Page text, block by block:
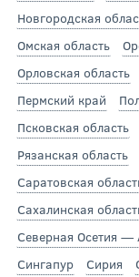
Новгородская
Омская область
Орловская область
Пермский край
Псковская область
Рязанская область
Саратовская
Сахалинская
Северная Осетия —
Сингапур
Сирия